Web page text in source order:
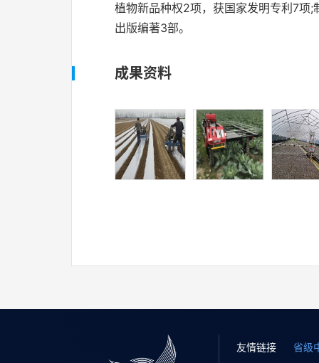
植物新品种权2项，获国家发明专利7项
出版编著3部。
成果资料
友情链接 省级